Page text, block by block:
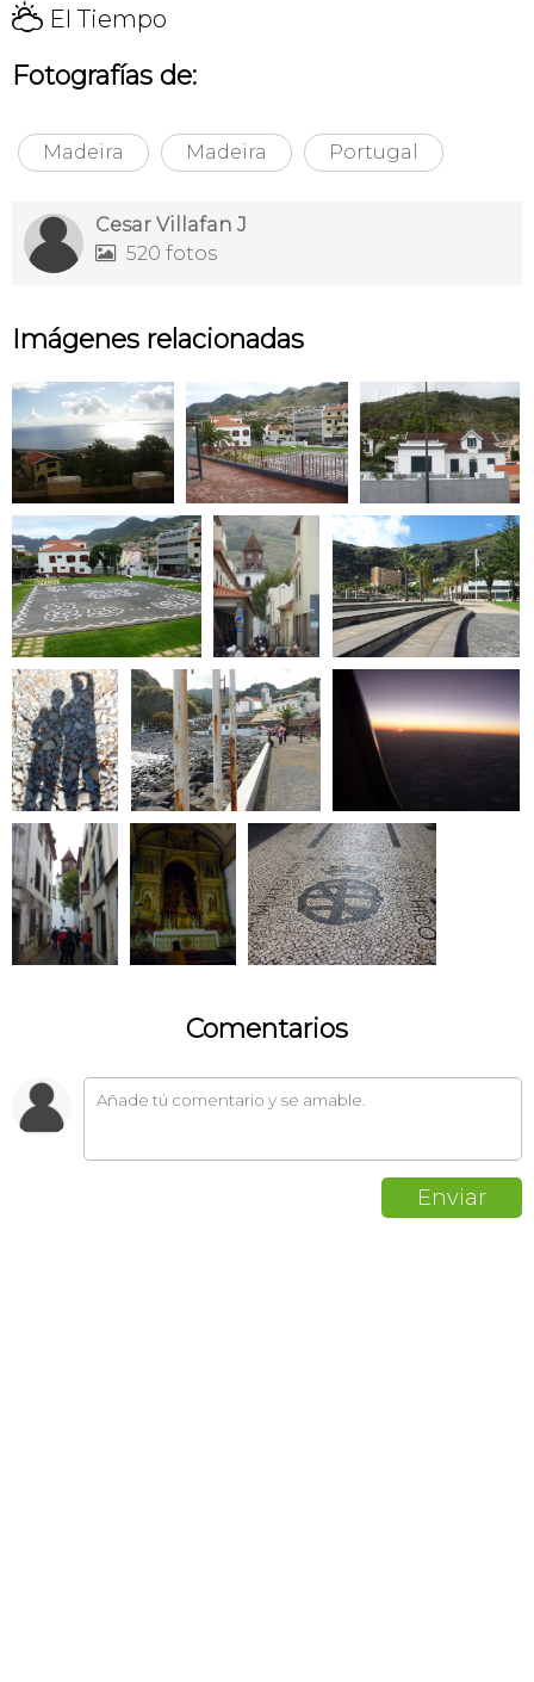
H El Tiempo
Fotografías de:
Madeira Madeira Portugal
Cesar Villafan J
 520 fotos
Imágenes relacionadas
Comentarios